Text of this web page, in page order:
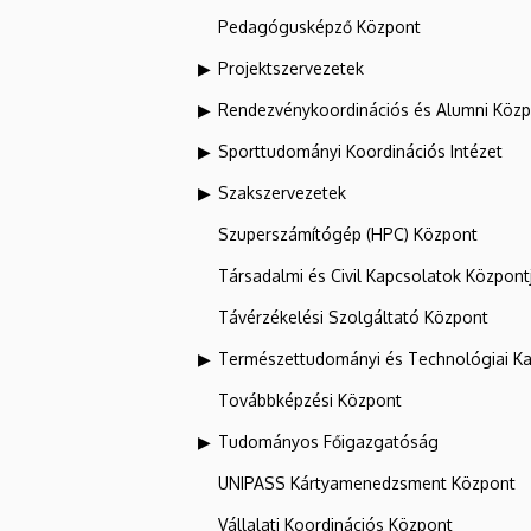
Pedagógusképző Központ
Projektszervezetek
Rendezvénykoordinációs és Alumni
Sporttudományi Koordinációs Intézet
Szakszervezetek
Szuperszámítógép (HPC) Központ
Társadalmi és Civil Kapcsolatok
Távérzékelési Szolgáltató Központ
Természettudományi és Technológiai
Továbbképzési Központ
Tudományos Főigazgatóság
UNIPASS Kártyamenedzsment Központ
Vállalati Koordinációs Központ